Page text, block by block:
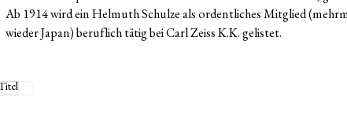
Ab 1914 wird ein Helmuth Schulze als ordentliches Mitglied
wieder Japan) beruflich tätig bei Carl Zeiss K.K. gelistet.